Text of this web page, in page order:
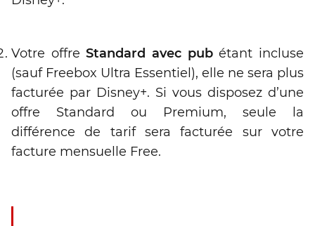
Votre offreStandard avec pubétant incluse
(sauf Freebox Ultra Essentiel), elle ne sera plus
facturée par Disney+. Si vous disposez d’une
offre Standard ou Premium, seule la
différence de tarif sera facturée sur votre
facture mensuelle Free.